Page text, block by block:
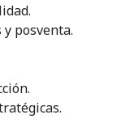
posventa.